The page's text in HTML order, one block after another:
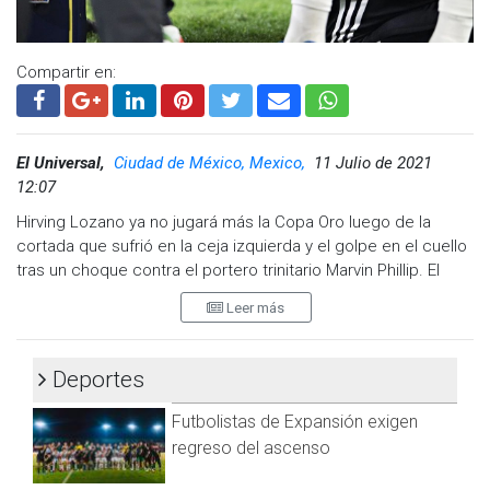
Compartir en:
El Universal, Ciudad de México, Mexico,
11 Julio de 2021
12:07
Hirving Lozano ya no jugará más la Copa Oro luego de la
cortada que sufrió en la ceja izquierda y el golpe en el cuello
tras un choque contra el portero trinitario Marvin Phillip. El
periodo de recuperación del atacante será de cuatro a seis
semanas por lo que ya no jugará más este torneo.
Chucky fue dado de alta por la mañana para ir al hotel de
concentración del conjunto nacional en Dallas.
La principal preocupación en todo momento fue esa herida
cerca del ojo por la profundidad que tenía.
Leer más
Deportes
Futbolistas de Expansión exigen
regreso del ascenso